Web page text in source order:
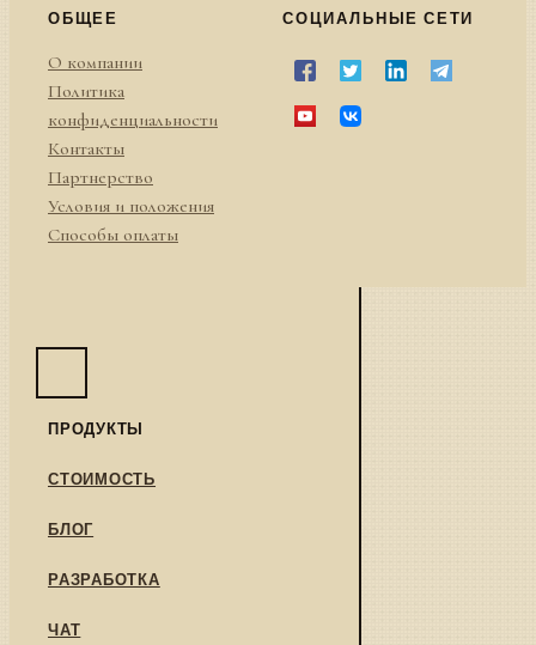
ОБЩЕЕ
О компании
Политика
конфиденциальности
Контакты
Партнерство
Условия и положения
Способы оплаты
СОЦИАЛЬНЫЕ СЕТИ
ПРОДУКТЫ
СТОИМОСТЬ
БЛОГ
РАЗРАБОТКА
ЧАТ